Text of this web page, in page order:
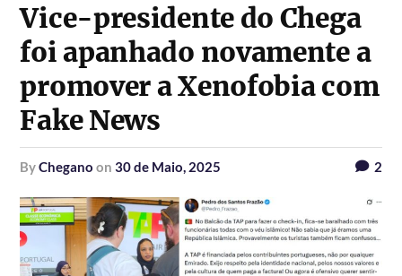
Vice-presidente do Chega
foi apanhado novamente a
promover a Xenofobia com
Fake News
byChegano on30 de Maio, 2025 2